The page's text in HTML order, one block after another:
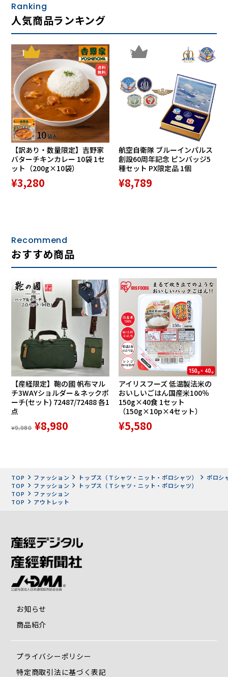
Ranking
人気商品ランキング
1
【訳あり・数量限定】吉野家
バターチキンカレー 10袋 1セ
ット（200g×10袋）
¥3,280
2
航空自衛隊 ブルーインパルス
創設60周年記念 ピンバッジ5
種セット PX限定品 1個
¥8,789
Recommend
おすすめ商品
【産経限定】鞄の國 帆布マル
チ3WAYショルダー＆ネックポ
ーチ(セット) 72487/72488 各1
点
¥9,980 ¥8,980
アイリスフーズ 低温製法米の
おいしいごはん国産米100％
150g×40食 1セット
（150g×10p×4セット）
¥5,580
TOP ファッション トップス（Ｔシャツ・ニット・ポロシャツ）
ポロシ
TOP
ファッション
トップス（Ｔシャツ・ニット・ポロシャツ）
TOP
ファッション
TOP
アウトレット
お知らせ
商品紹介
プライバシーポリシー
特定商取引法に基づく表記